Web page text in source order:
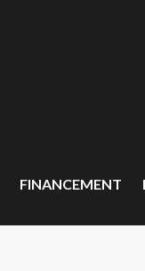
FINANCEMENT